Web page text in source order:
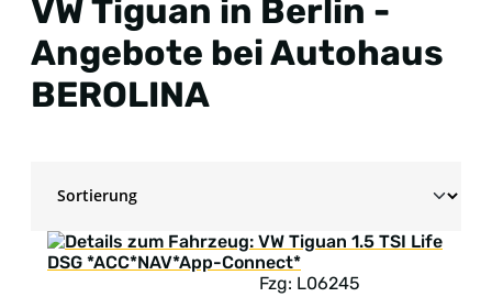
VW Tiguan in Berlin -
Angebote bei Autohaus
BEROLINA
Fzg: L06245